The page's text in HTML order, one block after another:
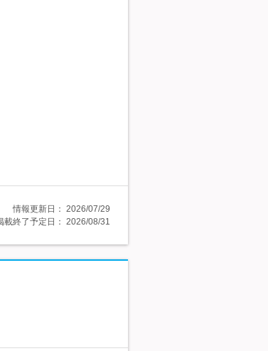
情報更新日： 2026/07/29
載終了予定日： 2026/08/31